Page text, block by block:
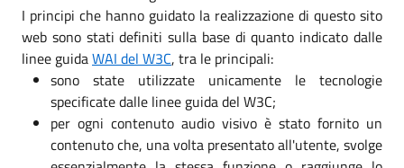
I principi che hanno guidato la realizzazione di questo sito
web sono stati definiti sulla base di quanto indicato dalle
linee guidaWAI del W3C, tra le principali:
sono state utilizzate unicamente le tecnologie
specificate dalle linee guida del W3C;
per ogni contenuto audio visivo è stato fornito un
contenuto che, una volta presentato all'utente, svolge